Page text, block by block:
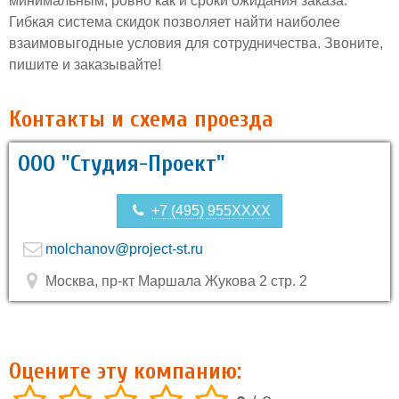
Гибкая система скидок позволяет найти наиболее
взаимовыгодные условия для сотрудничества. Звоните,
пишите и заказывайте!
Контакты и схема проезда
ООО "Студия-Проект"
+7 (495) 955XXXX
molchanov@project-st.ru
Москва, пр-кт Маршала Жукова 2 стр. 2
Оцените эту компанию: